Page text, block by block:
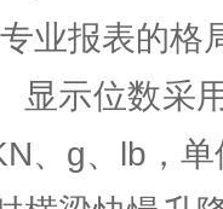
业报表的格
显示位数采
、g、lb，